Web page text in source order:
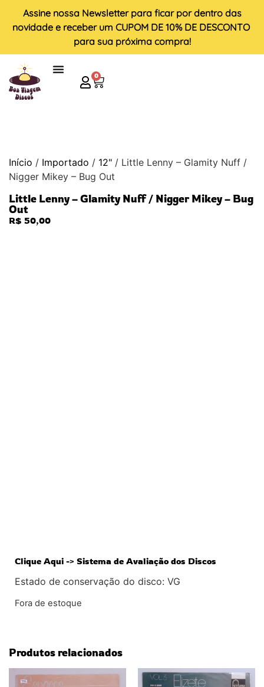
Assine nossa Newsletter para ficar por dentro das
novidade e receber um CUPOM DE 10% DE DESCONTO
para sua próxima compra!
0
Início / Importado / 12" / Little Lenny – Glamity Nuff /
Nigger Mikey – Bug Out
Little Lenny – Glamity Nuff / Nigger Mikey – Bug
Out
R$ 50,00
Clique Aqui -> Sistema de Avaliação dos Discos
Estado de conservação do disco: VG
Fora de estoque
Produtos relacionados